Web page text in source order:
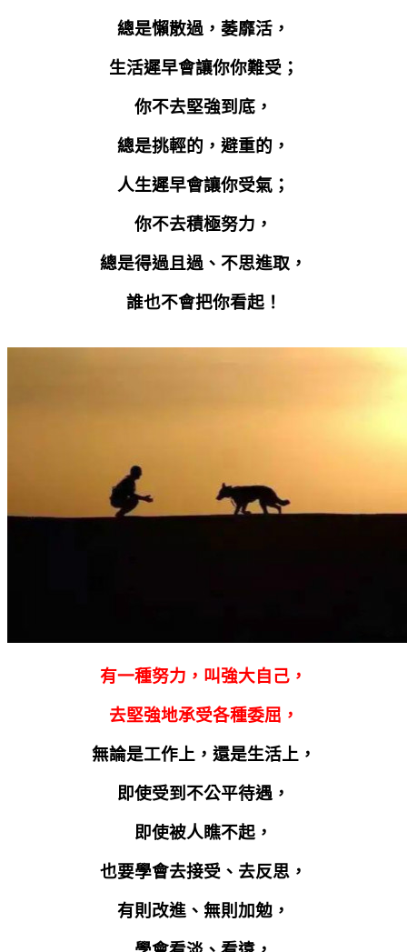
總是懶散過，萎靡活，
生活遲早會讓你你難受；
你不去堅強到底，
總是挑輕的，避重的，
人生遲早會讓你受氣；
你不去積極努力，
總是得過且過、不思進取，
誰也不會把你看起！
有一種努力，叫強大自己，
去堅強地承受各種委屈，
無論是工作上，還是生活上，
即使受到不公平待遇，
即使被人瞧不起，
也要學會去接受、去反思，
有則改進、無則加勉，